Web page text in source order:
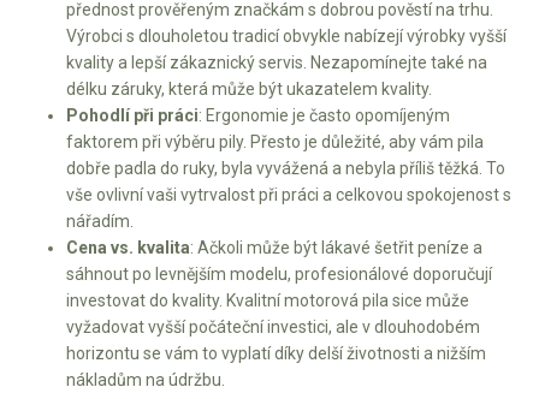
Aku křovinořezy a vyžínače
Motorové pily
Benzínové pily
Aku pily
Elektrické pily
Jednoruční pily
Vyvětvovací pily
AKU zahradní technika
přednost prověřeným značkám s dobrou pověstí na trhu.
Výrobci s dlouholetou tradicí obvykle nabízejí výrobky vyšší
kvality a lepší zákaznický servis. Nezapomínejte také na
délku záruky, která může být ukazatelem kvality.
Pohodlí při práci: Ergonomie je často opomíjeným
faktorem při výběru pily. Přesto je důležité, aby vám pila
dobře padla do ruky, byla vyvážená a nebyla příliš těžká. To
vše ovlivní vaši vytrvalost při práci a celkovou spokojenost s
nářadím.
Cena vs. kvalita: Ačkoli může být lákavé šetřit peníze a
sáhnout po levnějším modelu, profesionálové doporučují
investovat do kvality. Kvalitní motorová pila sice může
vyžadovat vyšší počáteční investici, ale v dlouhodobém
horizontu se vám to vyplatí díky delší životnosti a nižším
nákladům na údržbu.